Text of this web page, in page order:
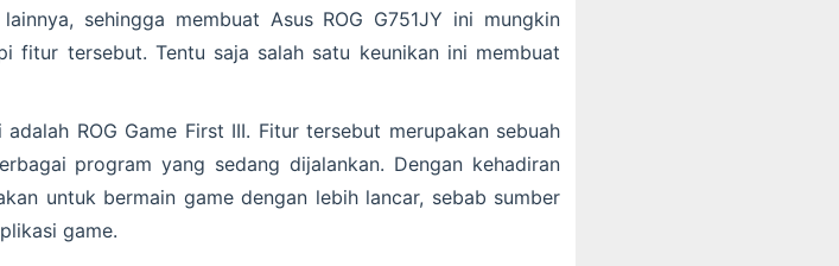
sehingga membuat Asus ROG G751JY ini mungkin
fitur tersebut. Tentu saja salah satu keunikan ini membuat
ROG Game First III. Fitur tersebut merupakan sebuah
program yang sedang dijalankan. Dengan kehadiran
untuk bermain game dengan lebih lancar, sebab sumber
game.